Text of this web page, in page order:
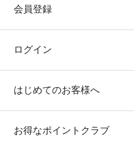
会員登録
ログイン
はじめてのお客様へ
お得なポイントクラブ